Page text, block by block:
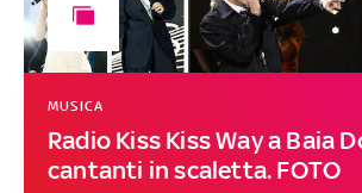
Radio Kiss Kiss Way a Baia
cantanti in scaletta. FOTO
MUSICA